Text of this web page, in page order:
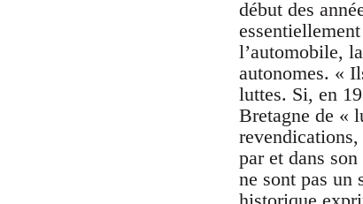
début des
l’automobile,
autonomes. «
luttes. Si, en
Bretagne de «
revendications,
par et dans
ne sont pas un